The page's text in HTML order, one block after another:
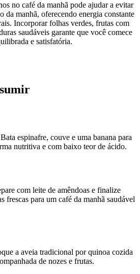
no café da manhã pode ajudar a evitar
da manhã, oferecendo energia constante
Incorporar folhas verdes, frutas com
saudáveis garante que você comece
e satisfatória.
Bata espinafre, couve e uma banana para
nutritiva e com baixo teor de ácido.
com leite de amêndoas e finalize
frescas para um café da manhã saudável
a aveia tradicional por quinoa cozida
de nozes e frutas.